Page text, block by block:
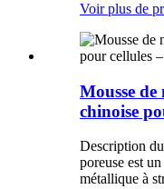
Voir plus de
Mousse de
chinoise
Description
poreuse est
métallique à